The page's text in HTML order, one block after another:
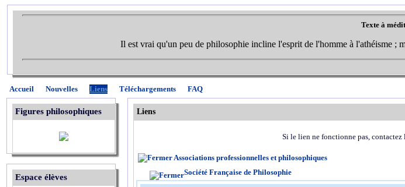
Texte à
Il est vrai qu'un peu de philosophie incline l'esprit de l'homme à l'athéisme ;
Accueil Nouvelles Liens Téléchargements FAQ
Figures philosophiques
Espace élèves
Liens
Si le lien ne fonctionne pas, contactez
Associations professionnelles et philosophiques
Société Française de Philosophie